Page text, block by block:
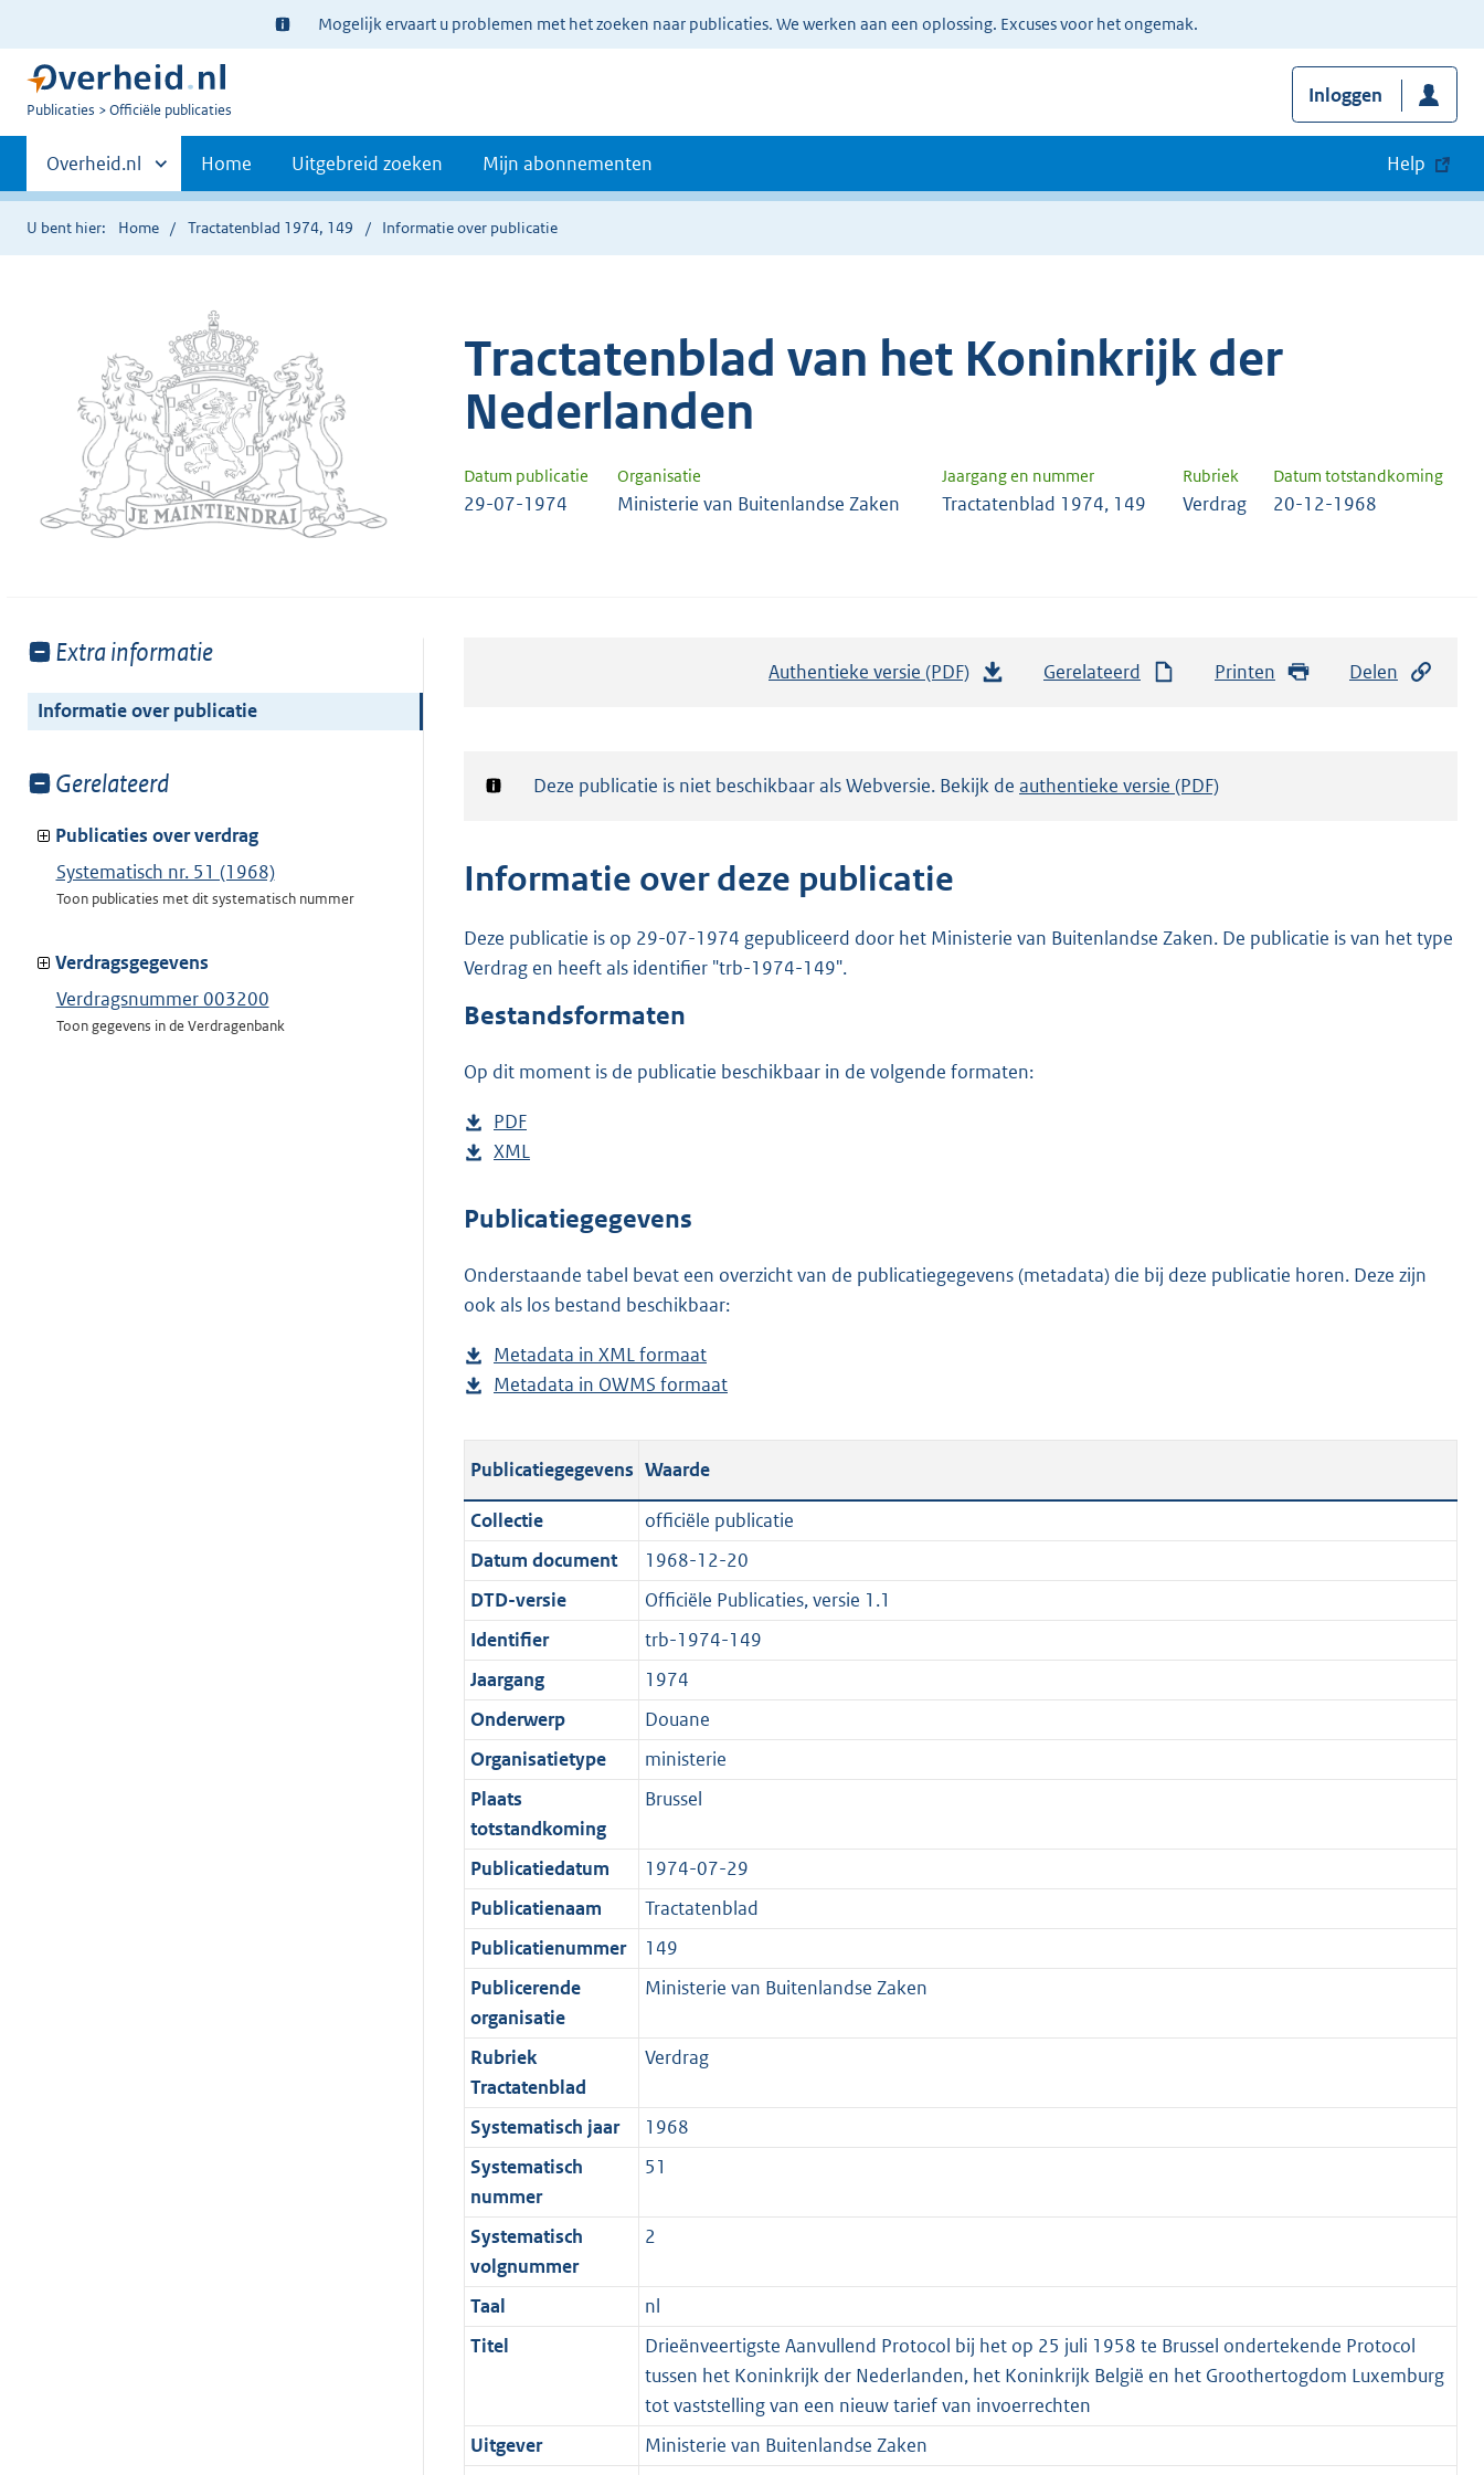
Ter
informatie:
Mogelijk ervaart u problemen met het zoeken naar publicaties. We werken aan een oplossing. Excuses voor het ongemak.
U
Publicaties Officiële publicaties
Inloggen
Primaire
navigatie
Andere
sites
binnen
Overheid.nl Home Uitgebreid zoeken Mijn abonnementen Help
U bent hier: Home Tractatenblad 1974, 149 Informatie over publicatie
Tractatenblad van het Koninkrijk der
Nederlanden
Datum publicatie Organisatie Jaargang en nummer Rubriek Datum totstandkoming
29-07-1974 Ministerie van Buitenlandse Zaken Tractatenblad 1974, 149 Verdrag 20-12-1968
Toon
van:
Extra informatie
Informatie over publicatie
Toon
van:
Gerelateerd
Publicaties over verdrag
Systematisch nr. 51 (1968)
Toon publicaties met dit systematisch nummer
Verdragsgegevens
Verdragsnummer 003200
Toon gegevens in de Verdragenbank
Authentieke versie (PDF)
a
r
Gerelateerd Printen Delen
Notificatie:
Deze publicatie is niet beschikbaar als Webversie. Bekijk de authentieke versie (PDF)
Informatie over deze publicatie
Deze publicatie is op 29-07-1974 gepubliceerd door het Ministerie van Buitenlandse Zaken. De publicatie is van het type
Verdrag en heeft als identifier "trb-1974-149".
Bestandsformaten
Op dit moment is de publicatie beschikbaar in de volgende formaten:
D
o
n
o
a
p
u
i
c
a
t
i
e
i
n
f
o
r
m
a
a
t
PDF
e
t
n
d
g
r
t
t
e
7
0
K
b
D
w
l
o
d
p
l
i
c
a
t
i
e
i
n
f
o
r
m
a
a
t
XML
s
a
n
s
g
o
t
t
e
:
0
K
b
Publicatiegegevens
Onderstaande tabel bevat een overzicht van de publicatiegegevens (metadata) die bij deze publicatie horen. Deze zijn
ook als los bestand beschikbaar:
Metadata in XML formaat
e
t
a
n
d
s
g
r
o
t
t
e
K
b
Metadata in OWMS formaat
s
a
n
d
s
g
r
t
2
K
b
Publicatiegegevens Waarde
Collectie
officiële publicatie
Datum document
1968-12-20
DTD-versie
Officiële Publicaties, versie 1.1
Identifier
trb-1974-149
Jaargang
1974
Onderwerp
Douane
Organisatietype
ministerie
Plaats
totstandkoming
Brussel
Publicatiedatum
1974-07-29
Publicatienaam
Tractatenblad
Publicatienummer
149
Publicerende
organisatie
Ministerie van Buitenlandse Zaken
Rubriek
Tractatenblad
Verdrag
Systematisch jaar
1968
Systematisch
nummer
51
Systematisch
volgnummer
2
Taal
nl
Titel
Drieënveertigste Aanvullend Protocol bij het op 25 juli 1958 te Brussel ondertekende Protocol
tussen het Koninkrijk der Nederlanden, het Koninkrijk België en het Groothertogdom Luxemburg
tot vaststelling van een nieuw tarief van invoerrechten
Uitgever
Ministerie van Buitenlandse Zaken